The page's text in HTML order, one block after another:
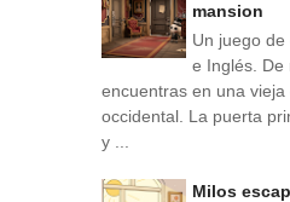
mansion
Un juego
e Inglés. De
encuentras en una
occidental. La puerta
y ...
Milos